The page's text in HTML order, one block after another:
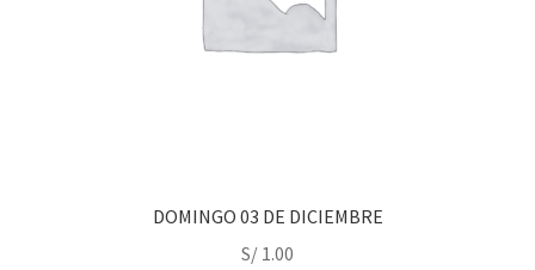
DOMINGO 03 DE DICIEMBRE
S/ 1.00